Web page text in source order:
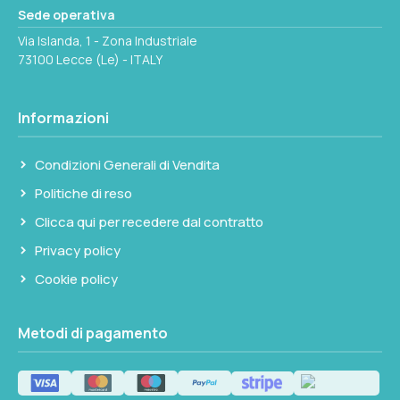
Sede operativa
Via Islanda, 1 - Zona Industriale
73100 Lecce (Le) - ITALY
Informazioni
Condizioni Generali di Vendita
Politiche di reso
Clicca qui per recedere dal contratto
Privacy policy
Cookie policy
Metodi di pagamento